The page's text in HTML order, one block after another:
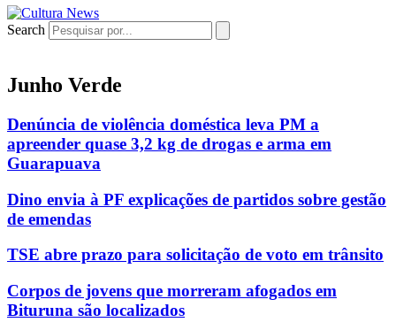
Search
Junho Verde
Denúncia de violência doméstica leva PM a
apreender quase 3,2 kg de drogas e arma em
Guarapuava
Dino envia à PF explicações de partidos sobre gestão
de emendas
TSE abre prazo para solicitação de voto em trânsito
Corpos de jovens que morreram afogados em
Bituruna são localizados